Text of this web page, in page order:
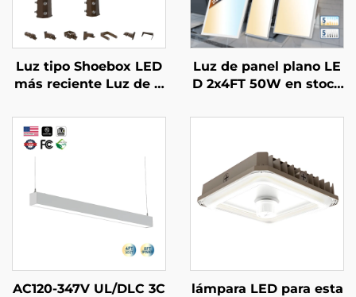
Luz tipo Shoebox LED
más reciente Luz de C
es de Área Exterior par
a Casas
Luz de panel plano LE
D 2x4FT 50W en stock
ático, instalación emp
colgados, iluminación
posterior LED
AC120-347V UL/DLC 3C
lámpara LED para esta